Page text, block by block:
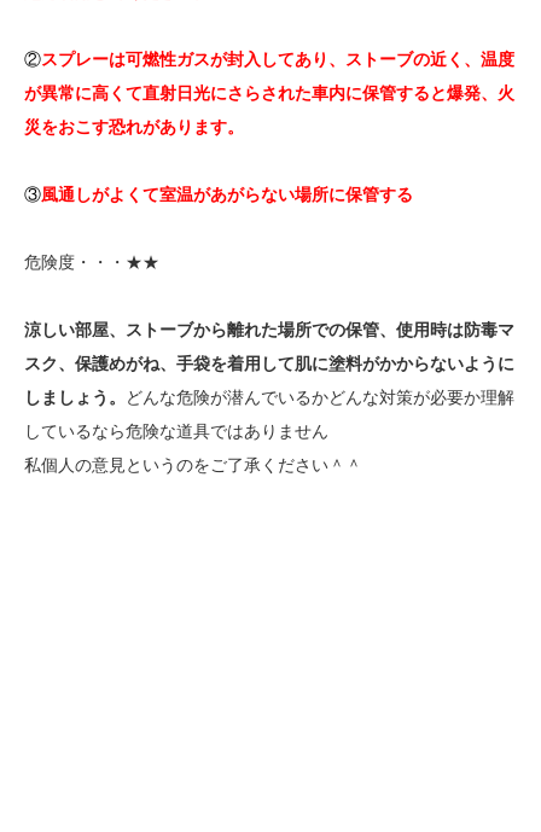
②スプレーは可燃性ガスが封入してあり、ストーブの近く、温度
が異常に高くて直射日光にさらされた車内に保管すると爆発、火
災をおこす恐れがあります。
③風通しがよくて室温があがらない場所に保管する
危険度・・・★★
涼しい部屋、ストーブから離れた場所での保管、使用時は防毒マ
スク、保護めがね、手袋を着用して肌に塗料がかからないように
しましょう。
どんな危険が潜んでいるかどんな対策が必要か理解
しているなら危険な道具ではありません
私個人の意見というのをご了承ください＾＾